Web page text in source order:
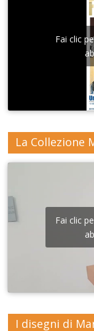
Fai clic
La Collezione
Fai clic
I disegni di